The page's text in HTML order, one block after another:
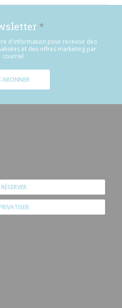
*
d'information pour recevoir des
et des offres marketing par
courriel.
nouvelle fenêtre))
RÉSERVER
nouvelle fenêtre))
une nouvelle fenêtre))